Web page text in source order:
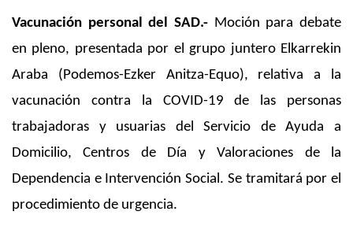
Vacunación personal del SAD.- Moción para debate
en pleno, presentada por el grupo juntero Elkarrekin
Araba (Podemos-Ezker Anitza-Equo), relativa a la
vacunación contra la COVID-19 de las personas
trabajadoras y usuarias del Servicio de Ayuda a
Domicilio, Centros de Día y Valoraciones de la
Dependencia e Intervención Social. Se tramitará por el
procedimiento de urgencia.